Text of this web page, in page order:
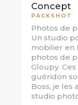
Concept
PACKSHOT
Photos de
Un studio
mobilier en
photos de
Gloupy.
guéridon
Boss, je les
studio